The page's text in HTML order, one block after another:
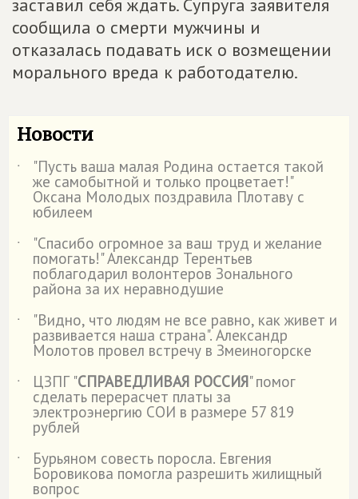
заставил себя ждать. Супруга заявителя
сообщила о смерти мужчины и
отказалась подавать иск о возмещении
морального вреда к работодателю.
Новости
˙ "Пусть ваша малая Родина остается такой
же самобытной и только процветает!"
Оксана Молодых поздравила Плотаву с
юбилеем
˙
"Спасибо огромное за ваш труд и желание
помогать!" Александр Терентьев
поблагодарил волонтеров Зонального
района за их неравнодушие
˙
"Видно, что людям не все равно, как живет и
развивается наша страна". Александр
Молотов провел встречу в Змеиногорске
˙
ЦЗПГ "СПРАВЕДЛИВАЯ РОССИЯ" помог
сделать перерасчет платы за
электроэнергию СОИ в размере 57 819
рублей
˙
Бурьяном совесть поросла. Евгения
Боровикова помогла разрешить жилищный
вопрос